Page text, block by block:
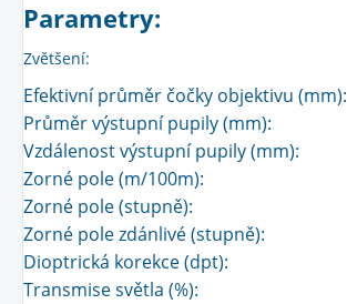
Parametry:
Zvětšení:
Efektivní průměr čočky objektivu (mm):
Průměr výstupní pupily (mm):
Vzdálenost výstupní pupily (mm):
Zorné pole (m/100m):
Zorné pole (stupně):
Zorné pole zdánlivé (stupně):
Dioptrická korekce (dpt):
Transmise světla (%):